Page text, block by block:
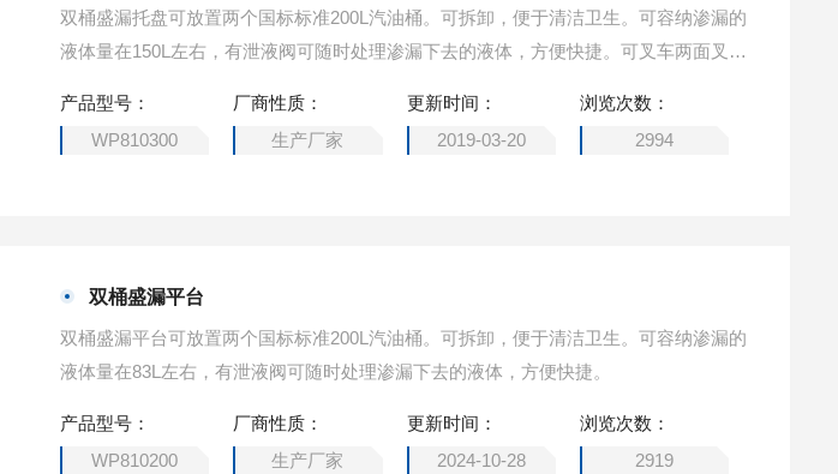
双桶盛漏托盘可放置两个国标标准200L汽油桶。可拆卸，便于清洁卫生。可容纳渗漏的
液体量在150L左右，有泄液阀可随时处理渗漏下去的液体，方便快捷。可叉车两面叉取
产品型号：
WP810300
厂商性质：
生产厂家
更新时间：
2019-03-20
浏览次数：
2994
双桶盛漏平台
双桶盛漏平台可放置两个国标标准200L汽油桶。可拆卸，便于清洁卫生。可容纳渗漏的
液体量在83L左右，有泄液阀可随时处理渗漏下去的液体，方便快捷。
产品型号：
WP810200
厂商性质：
生产厂家
更新时间：
2024-10-28
浏览次数：
2919